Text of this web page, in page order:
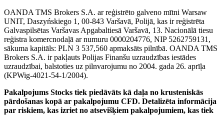
OANDA TMS Brokers S.A. ar reģistrēto galveno mītni Warsaw
UNIT, Daszyńskiego 1, 00-843 Varšavā, Polijā, kas ir reģistrēta
Galvaspilsētas Varšavas Apgabaltiesā Varšavā, 13. Nacionālā tiesu
reģistra komercnodaļā ar numuru 0000204776, NIP 5262759131,
sākuma kapitāls: PLN 3 537,560 apmaksāts pilnībā. OANDA TMS
Brokers S.A. ir pakļauts Polijas Finanšu uzraudzības iestādes
uzraudzībai, balstoties uz pilnvarojumu no 2004. gada 26. aprīļa
(KPWig-4021-54-1/2004).
Pakalpojums Stocks tiek piedāvāts kā daļa no krusteniskās
pārdošanas kopā ar pakalpojumu CFD. Detalizēta informācija
par riskiem, kas izriet no atsevišķiem pakalpojumiem, kas tiek